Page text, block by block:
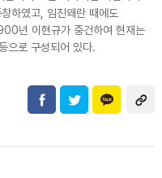
하였고, 임진왜란 때에도
년 이현규가 중건하여 현재는
으로 구성되어 있다.